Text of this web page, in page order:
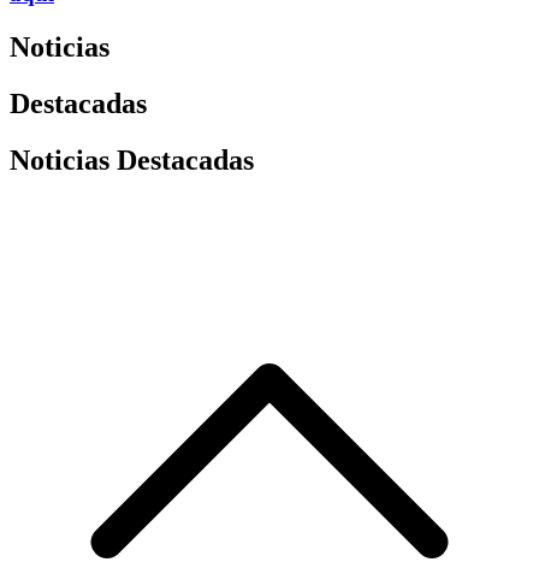
Noticias
Destacadas
Noticias Destacadas